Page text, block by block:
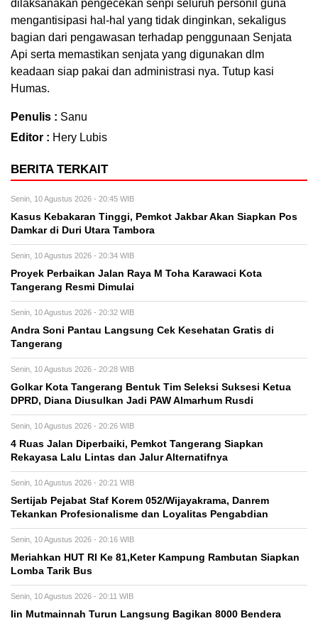
dilaksanakan pengecekan senpi seluruh personil guna
mengantisipasi hal-hal yang tidak dinginkan, sekaligus
bagian dari pengawasan terhadap penggunaan Senjata
Api serta memastikan senjata yang digunakan dlm
keadaan siap pakai dan administrasi nya. Tutup kasi
Humas.
Penulis : Sanu
Editor : Hery Lubis
BERITA TERKAIT
Senin, 10 Agustus 2026 - 20:45 WIB
Kasus Kebakaran Tinggi, Pemkot Jakbar Akan Siapkan Pos
Damkar di Duri Utara Tambora
Senin, 10 Agustus 2026 - 20:34 WIB
Proyek Perbaikan Jalan Raya M Toha Karawaci Kota
Tangerang Resmi Dimulai
Senin, 10 Agustus 2026 - 20:32 WIB
Andra Soni Pantau Langsung Cek Kesehatan Gratis di
Tangerang
Senin, 10 Agustus 2026 - 20:28 WIB
Golkar Kota Tangerang Bentuk Tim Seleksi Suksesi Ketua
DPRD, Diana Diusulkan Jadi PAW Almarhum Rusdi
Senin, 10 Agustus 2026 - 20:26 WIB
4 Ruas Jalan Diperbaiki, Pemkot Tangerang Siapkan
Rekayasa Lalu Lintas dan Jalur Alternatifnya
Senin, 10 Agustus 2026 - 20:21 WIB
Sertijab Pejabat Staf Korem 052/Wijayakrama, Danrem
Tekankan Profesionalisme dan Loyalitas Pengabdian
Senin, 10 Agustus 2026 - 20:16 WIB
Meriahkan HUT RI Ke 81,Keter Kampung Rambutan Siapkan
Lomba Tarik Bus
Senin, 10 Agustus 2026 - 20:11 WIB
Iin Mutmainnah Turun Langsung Bagikan 8000 Bendera